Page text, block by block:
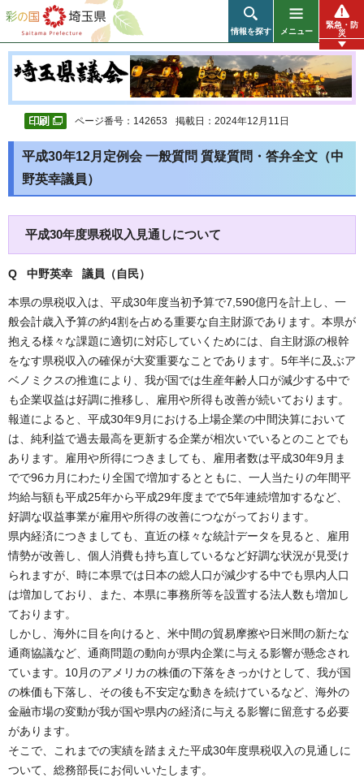
彩の国 埼玉県
情報を探す メニュー
緊急・防
災
ページ番号：142653 掲載日：2024年12月11日
平成30年12月定例会 一般質問 質疑質問・答弁全文（中
野英幸議員）
平成30年度県税収入見通しについて
Q 中野英幸 議員（自民）
本県の県税収入は、平成30年度当初予算で7,590億円を計上し、一
般会計歳入予算の約4割を占める重要な自主財源であります。本県が
抱える様々な課題に適切に対応していくためには、自主財源の根幹
をなす県税収入の確保が大変重要なことであります。5年半に及ぶア
ベノミクスの推進により、我が国では生産年齢人口が減少する中で
も企業収益は好調に推移し、雇用や所得も改善が続いております。
報道によると、平成30年9月における上場企業の中間決算において
は、純利益で過去最高を更新する企業が相次いでいるとのことでも
あります。雇用や所得につきましても、雇用者数は平成30年9月ま
でで96カ月にわたり全国で増加するとともに、一人当たりの年間平
均給与額も平成25年から平成29年度までで5年連続増加するなど、
好調な収益事業が雇用や所得の改善につながっております。
県内経済につきましても、直近の様々な統計データを見ると、雇用
情勢が改善し、個人消費も持ち直しているなど好調な状況が見受け
られますが、時に本県では日本の総人口が減少する中でも県内人口
は増加しており、また、本県に事務所等を設置する法人数も増加し
ております。
しかし、海外に目を向けると、米中間の貿易摩擦や日米間の新たな
通商協議など、通商問題の動向が県内企業に与える影響が懸念され
ています。10月のアメリカの株価の下落をきっかけとして、我が国
の株価も下落し、その後も不安定な動きを続けているなど、海外の
金融市場の変動が我が国や県内の経済に与える影響に留意する必要
があります。
そこで、これまでの実績を踏まえた平成30年度県税収入の見通しに
ついて、総務部長にお伺いいたします。